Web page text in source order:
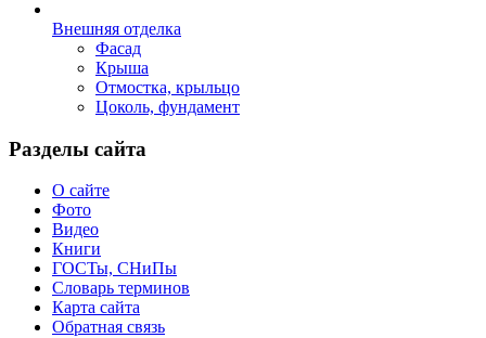
Внешняя отделка
Фасад
Крыша
Отмостка, крыльцо
Цоколь, фундамент
Разделы сайта
О сайте
Фото
Видео
Книги
ГОСТы, СНиПы
Словарь терминов
Карта сайта
Обратная связь